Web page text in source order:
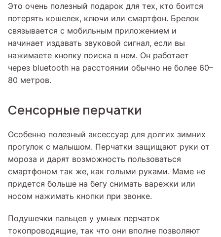
Это очень полезный подарок для тех, кто боится
потерять кошелек, ключи или смартфон. Брелок
связывается с мобильным приложением и
начинает издавать звуковой сигнал, если вы
нажимаете кнопку поиска в нем. Он работает
через bluetooth на расстоянии обычно не более 60–
80 метров.
Сенсорные перчатки
Особенно полезный аксессуар для долгих зимних
прогулок с малышом. Перчатки защищают руки от
мороза и дарят возможность пользоваться
смартфоном так же, как голыми руками. Маме не
придется больше на бегу снимать варежки или
носом нажимать кнопки при звонке.
Подушечки пальцев у умных перчаток
токопроводящие, так что они вполне позволяют